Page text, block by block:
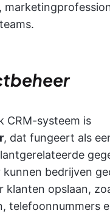
CRM-systeem is
, dat fungeert als
bedrijven
klanten opslaan,
telefoonnummers